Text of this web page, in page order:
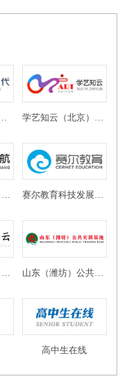
知云中航（天津）教育科技有限公司 赛尔教育科技发展有限公司
山东（潍坊）公共实训基地
高中生在线